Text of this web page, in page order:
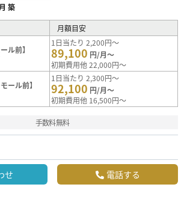
築
月額目安
ル前】
1日当たり 2,200円～
89,100 円/月～
初期費用他 22,000円～
ール前】
1日当たり 2,300円～
92,100 円/月～
初期費用他 16,500円～
手数料無料
せ 電話する